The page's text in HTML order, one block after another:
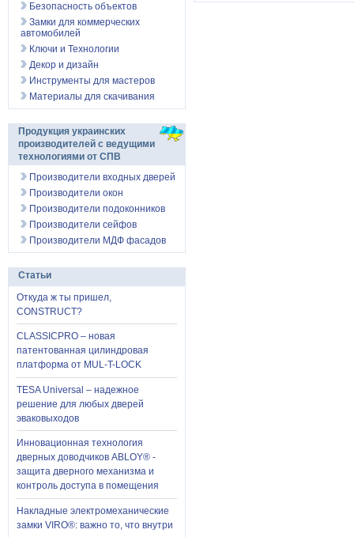
Безопасность объектов
Замки для коммерческих
автомобилей
Ключи и Технологии
Декор и дизайн
Инструменты для мастеров
Материалы для скачивания
Продукция украинских
производителей с ведущими
технологиями от СПВ
Производители входных дверей
Производители окон
Производители подоконников
Производители сейфов
Производители МДФ фасадов
Статьи
Откуда ж ты пришел,
CONSTRUCT?
CLASSICPRO – новая
патентованная цилиндровая
платформа от MUL-T-LOCK
TESA Universal – надежное
решение для любых дверей
эваковыходов
Инновационная технология
дверных доводчиков ABLOY® -
защита дверного механизма и
контроль доступа в помещения
Накладные электромеханические
замки VIRO®: важно то, что внутри